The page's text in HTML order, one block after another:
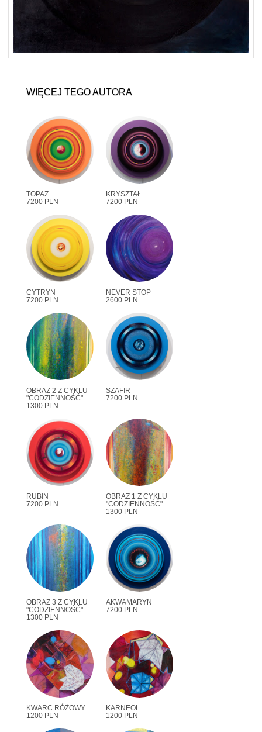
WIĘCEJ TEGO AUTORA
TOPAZ
7200 PLN
KRYSZTAŁ
7200 PLN
CYTRYN
7200 PLN
NEVER STOP
2600 PLN
OBRAZ 2 Z CYKLU
"CODZIENNOŚĆ"
1300 PLN
SZAFIR
7200 PLN
RUBIN
7200 PLN
OBRAZ 1 Z CYKLU
"CODZIENNOŚĆ"
1300 PLN
OBRAZ 3 Z CYKLU
"CODZIENNOŚĆ"
1300 PLN
AKWAMARYN
7200 PLN
KWARC RÓŻOWY
1200 PLN
KARNEOL
1200 PLN